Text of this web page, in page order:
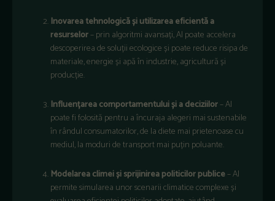
Inovarea tehnologică și utilizarea eficientă a
resurselor– prin algoritmi avansați, AI poate accelera
descoperirea de soluții ecologice și poate reduce risipa de
materiale, energie și apă în industrie, agricultură și
producție.
Influențarea comportamentului și a deciziilor– AI
poate fi folosită pentru a încuraja alegeri mai sustenabile
în rândul consumatorilor, de la diete mai prietenoase cu
mediul, la moduri de transport mai puțin poluante.
Modelarea climei și sprijinirea politicilor publice– AI
permite simularea unor scenarii climatice complexe și